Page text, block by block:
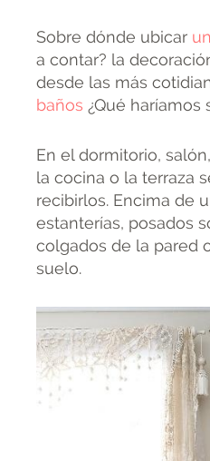
Sobre dónde ubicar
a contar? la
desde las más
baños ¿Qué haríamos
En el dormitorio,
la cocina o la terraza
recibirlos. Encima de
estanterías, posados
colgados de la pared
suelo.